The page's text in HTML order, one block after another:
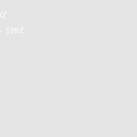
59Kč
cookies
vše
a marketingová cookies.